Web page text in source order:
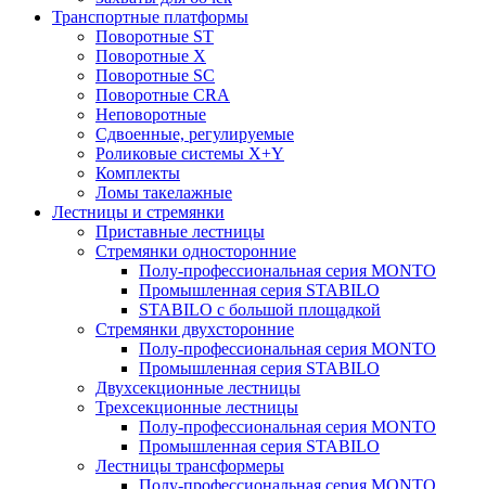
Транспортные платформы
Поворотные ST
Поворотные X
Поворотные SC
Поворотные CRA
Неповоротные
Сдвоенные, регулируемые
Роликовые системы X+Y
Комплекты
Ломы такелажные
Лестницы и стремянки
Приставные лестницы
Стремянки односторонние
Полу-профессиональная серия MONTO
Промышленная серия STABILO
STABILO с большой площадкой
Стремянки двухсторонние
Полу-профессиональная серия MONTO
Промышленная серия STABILO
Двухсекционные лестницы
Трехсекционные лестницы
Полу-профессиональная серия MONTO
Промышленная серия STABILO
Лестницы трансформеры
Полу-профессиональная серия MONTO